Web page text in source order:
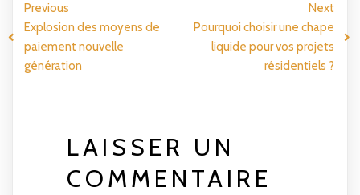
Previous
Explosion des moyens de
paiement nouvelle
génération
Next
Pourquoi choisir une chape
liquide pour vos projets
résidentiels ?
LAISSER UN
COMMENTAIRE